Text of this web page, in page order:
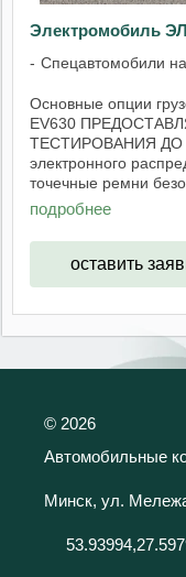
Электромобиль
Спецавтомобили
Основные опции
EV630
ТЕСТИРОВАНИЯ ДО
электронного
точечные ремни
переднее ...
подробнее
оставить
© 2026
Автомобильные
Минск, ул.